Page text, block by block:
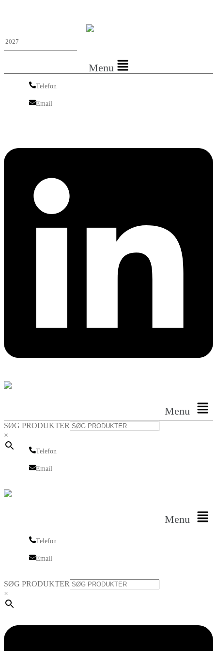
Menu
Telefon
Email
Menu
SØG PRODUKTER
×
Telefon
Email
Menu
Telefon
Email
SØG PRODUKTER
×